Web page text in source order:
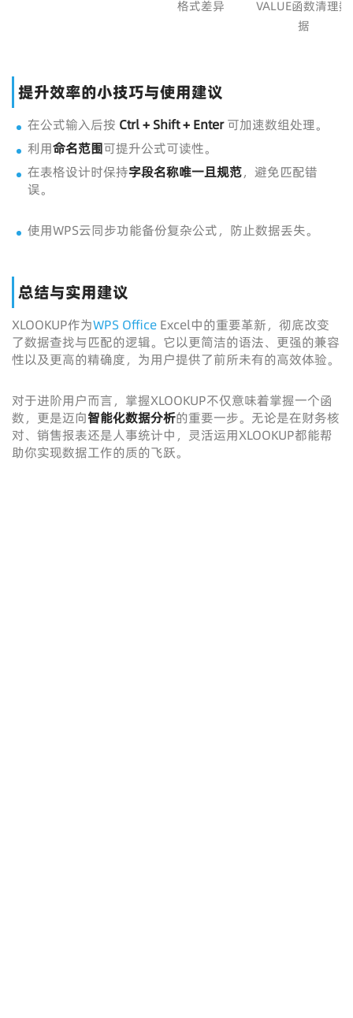
格式差异
VALUE函数清理数
据
提升效率的小技巧与使用建议
在公式输入后按 Ctrl + Shift + Enter可加速数组处理。
利用命名范围可提升公式可读性。
在表格设计时保持字段名称唯一且规范，避免匹配错
误。
使用WPS云同步功能备份复杂公式，防止数据丢失。
总结与实用建议
XLOOKUP作为WPS Office Excel中的重要革新，彻底改变
了数据查找与匹配的逻辑。它以更简洁的语法、更强的兼容
性以及更高的精确度，为用户提供了前所未有的高效体验。
对于进阶用户而言，掌握XLOOKUP不仅意味着掌握一个函
数，更是迈向智能化数据分析的重要一步。无论是在财务核
对、销售报表还是人事统计中，灵活运用XLOOKUP都能帮
助你实现数据工作的质的飞跃。